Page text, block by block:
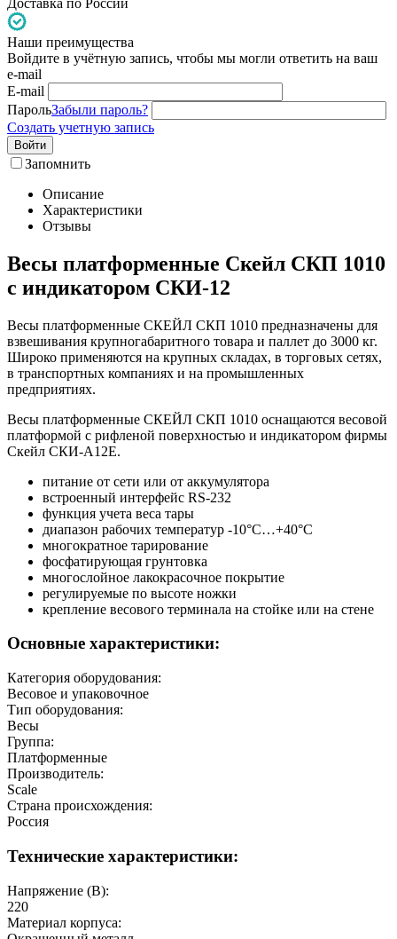
Наши преимущества
Войдите в учётную запись, чтобы мы могли ответить на ваш
e-mail
E-mail
ПарольЗабыли пароль?
Создать учетную запись
Войти
Запомнить
Описание
Характеристики
Отзывы
Весы платформенные Скейл СКП 1010
с индикатором СКИ-12
Весы платформенные СКЕЙЛ СКП 1010 предназначены для
взвешивания крупногабаритного товара и паллет до 3000 кг.
Широко применяются на крупных складах, в торговых сетях,
в транспортных компаниях и на промышленных
предприятиях.
Весы платформенные СКЕЙЛ СКП 1010 оснащаются весовой
платформой с рифленой поверхностью и индикатором фирмы
Скейл СКИ-А12Е.
питание от сети или от аккумулятора
встроенный интерфейс RS-232
функция учета веса тары
диапазон рабочих температур -10°С…+40°С
многократное тарирование
фосфатирующая грунтовка
многослойное лакокрасочное покрытие
регулируемые по высоте ножки
крепление весового терминала на стойке или на стене
Основные характеристики:
Категория оборудования:
Весовое и упаковочное
Тип оборудования:
Весы
Группа:
Платформенные
Производитель:
Scale
Страна происхождения:
Россия
Технические характеристики:
Напряжение (В):
220
Материал корпуса: